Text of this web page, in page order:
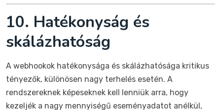
10. Hatékonyság és
skálázhatóság
A webhookok hatékonysága és skálázhatósága kritikus
tényezők, különösen nagy terhelés esetén. A
rendszereknek képeseknek kell lenniük arra, hogy
kezeljék a nagy mennyiségű eseményadatot anélkül,